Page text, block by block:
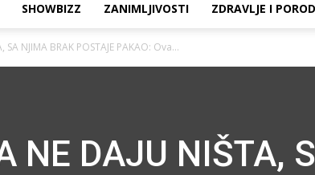
SHOWBIZZ ZANIMLJIVOSTI ZDRAVLJE I
SA NJIMA BRAK POSTAJE PAKAO: Ova...
NE DAJU NIŠTA,